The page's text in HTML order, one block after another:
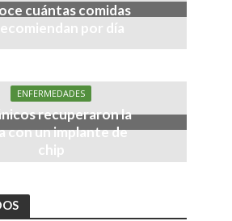
cuántas comidas
por día
ENFERMEDADES
recuperaron la
con un implante de
chip